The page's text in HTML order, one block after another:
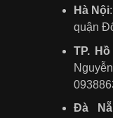
Hà Nội
quận
TP.
Đà